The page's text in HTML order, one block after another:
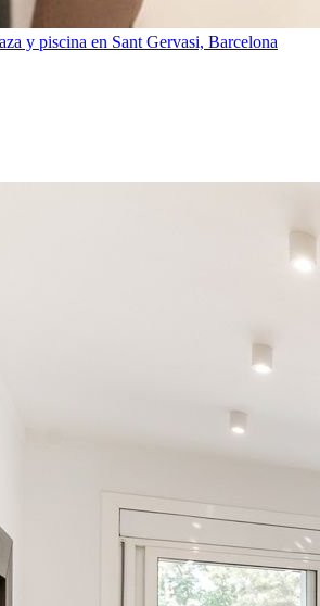
y piscina en Sant Gervasi, Barcelona